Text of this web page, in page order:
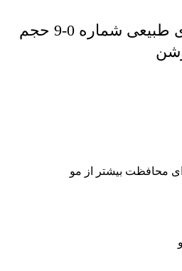
رنگ مو الوکسین سری طبیعی شماره 0-9 حجم
محافظت بیشتر از مو